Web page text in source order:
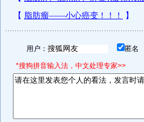
用户： 匿名
*搜狗拼音输入法，中文处理专家>>